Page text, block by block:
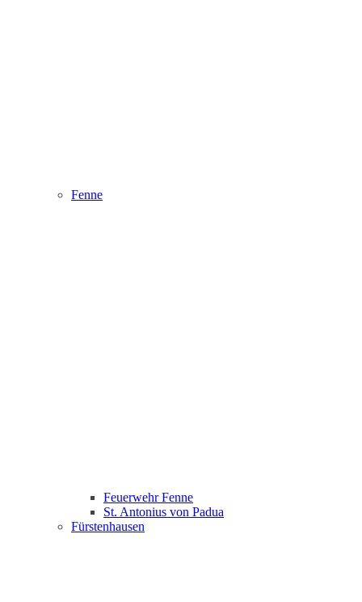
Fenne
Feuerwehr Fenne
St. Antonius von Padua
Fürstenhausen